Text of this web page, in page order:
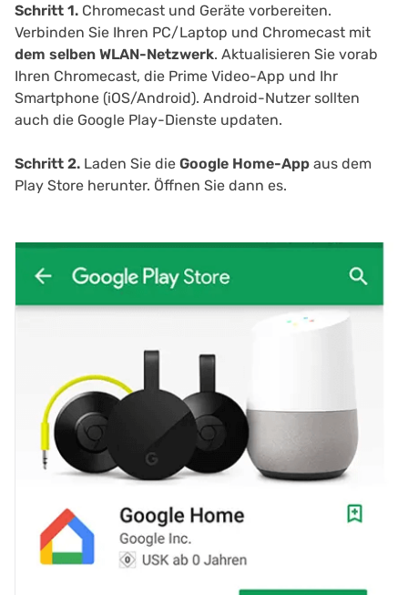
Schritt 1. Chromecast und Geräte vorbereiten.
Verbinden Sie Ihren PC/Laptop und Chromecast mit
dem selben WLAN-Netzwerk. Aktualisieren Sie vorab
Ihren Chromecast, die Prime Video-App und Ihr
Smartphone (iOS/Android). Android-Nutzer sollten
auch die Google Play-Dienste updaten.
Schritt 2. Laden Sie die Google Home-App aus dem
Play Store herunter. Öffnen Sie dann es.